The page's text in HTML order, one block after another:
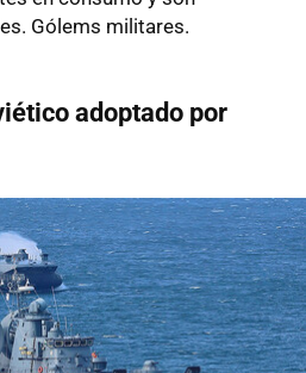
Gólems militares.
adoptado por